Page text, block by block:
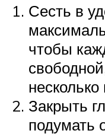
Сесть в
чтобы
несколько
Закрыть
подумать